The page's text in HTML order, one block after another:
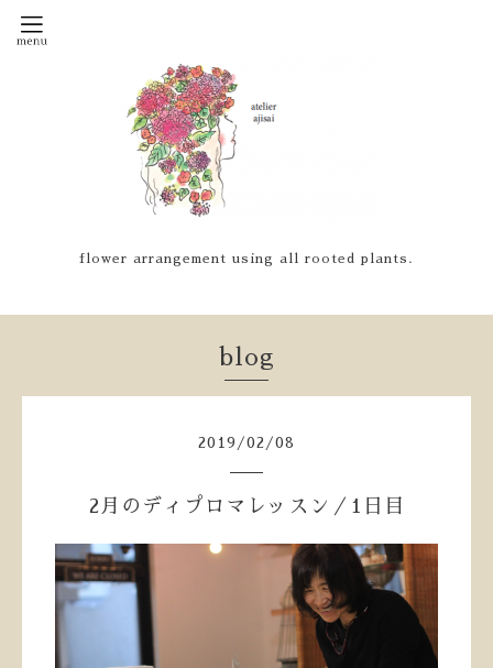
flower arrangement using all rooted plants.
blog
2019 /02 /08
2月のディプロマレッスン／1日目